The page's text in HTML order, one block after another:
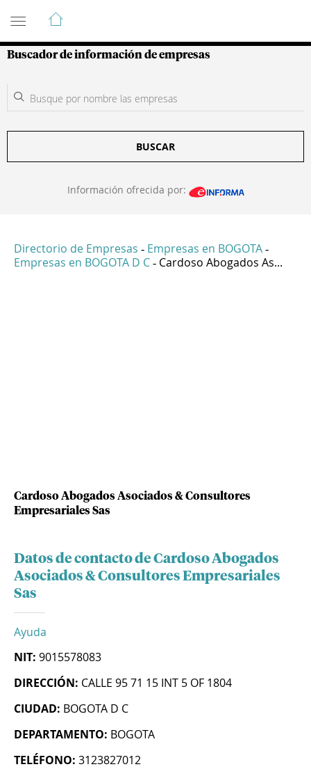
Guía de Empresas Colombianas
Buscador de información de empresas
BUSCAR
Información ofrecida por:
Directorio de Empresas - Empresas en BOGOTA -
Empresas en BOGOTA D C - Cardoso Abogados As...
Cardoso Abogados Asociados & Consultores
Empresariales Sas
Datos de contacto de Cardoso Abogados
Asociados & Consultores Empresariales
Sas
Ayuda
NIT: 9015578083
DIRECCIÓN: CALLE 95 71 15 INT 5 OF 1804
CIUDAD: BOGOTA D C
DEPARTAMENTO: BOGOTA
TELÉFONO: 3123827012